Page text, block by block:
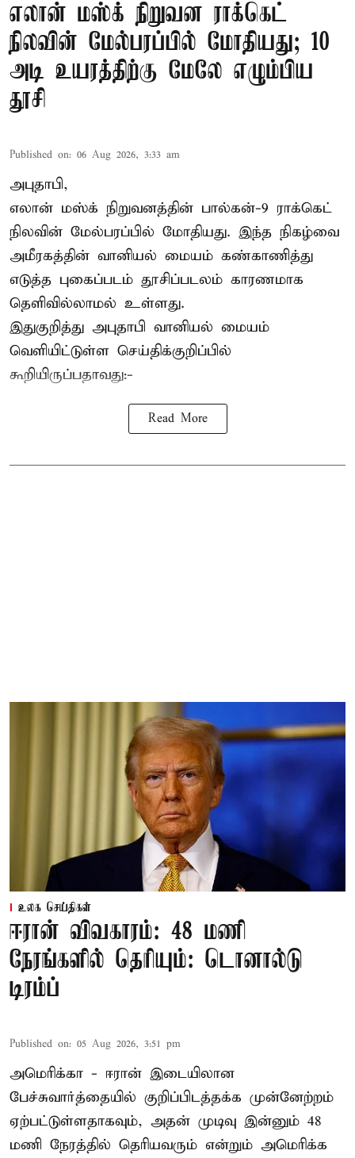
எலான் மஸ்க் நிறுவன ராக்கெட்
நிலவின் மேல்பரப்பில் மோதியது; 10
அடி உயரத்திற்கு மேலே எழும்பிய
தூசி
Published on: 06 Aug 2026, 3:33 am
அபுதாபி,
எலான் மஸ்க் நிறுவனத்தின் பால்கன்-9 ராக்கெட்
நிலவின் மேல்பரப்பில் மோதியது. இந்த நிகழ்வை
அமீரகத்தின் வானியல் மையம் கண்காணித்து
எடுத்த புகைப்படம் தூசிப்படலம் காரணமாக
தெளிவில்லாமல் உள்ளது.
இதுகுறித்து அபுதாபி வானியல் மையம்
வெளியிட்டுள்ள செய்திக்குறிப்பில்
கூறியிருப்பதாவது:-
Read More
உலக செய்திகள்
ஈரான் விவகாரம்: 48 மணி
நேரங்களில் தெரியும்: டொனால்டு
டிரம்ப்
Published on: 05 Aug 2026, 3:51 pm
அமெரிக்கா - ஈரான் இடையிலான
பேச்சுவார்த்தையில் குறிப்பிடத்தக்க முன்னேற்றம்
ஏற்பட்டுள்ளதாகவும், அதன் முடிவு இன்னும் 48
மணி நேரத்தில் தெரியவரும் என்றும் அமெரிக்க